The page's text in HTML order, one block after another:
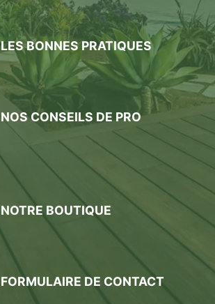
LES BONNES PRATIQUES
NOS CONSEILS DE PRO
NOTRE BOUTIQUE
FORMULAIRE DE CONTACT